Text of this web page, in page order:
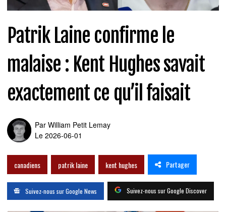
Patrik Laine confirme le
malaise : Kent Hughes savait
exactement ce qu’il faisait
Par William Petit Lemay
Le 2026-06-01
canadiens patrik laine kent hughes Partager
Suivez-nous sur Google News Suivez-nous sur Google Discover